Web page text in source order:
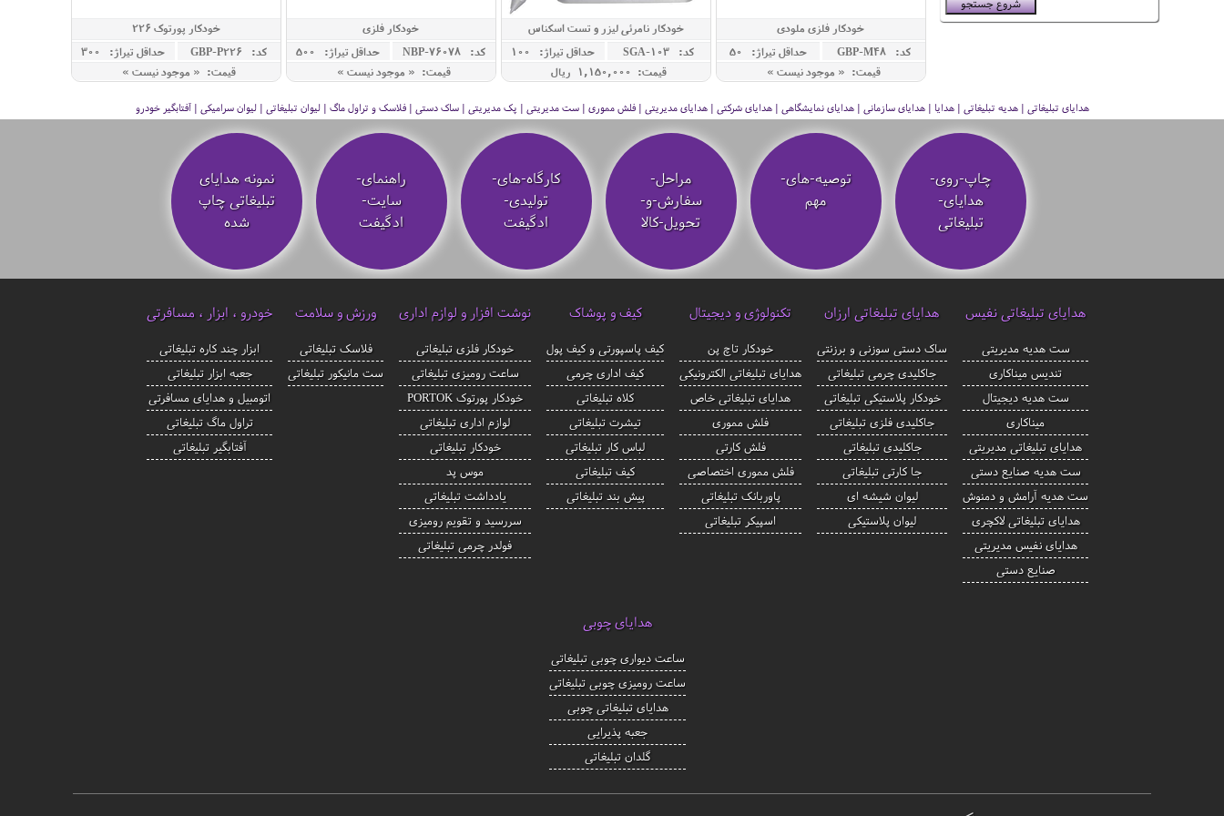
خودکار فلزی ملودی
کد: GBP-M48
حداقل تيراژ: 50
قیمت: « موجود نیست »
خودکار نامرئی لیزر و تست اسکناس
کد: SGA-103
حداقل تيراژ: 100
قیمت: 1,150,000 ريال
خودکار فلزی
کد: NBP-76078
حداقل تيراژ: 500
قیمت: « موجود نیست »
خودکار پورتوک 226
کد: GBP-P226
حداقل تيراژ: 300
قیمت: « موجود نیست »
هدایای تبلیغاتی | هدیه تبلیغاتی | هدایا | هدایای سازمانی | هدایای نمایشگاهی | هدایای شرکتی | هدایای مدیریتی | فلش مموری | ست مدیریتی | پک مدیریتی | ساک دستی | فلاسک و تراول ماگ | لیوان تبلیغاتی | لیوان سرامیکی | آفتابگیر خودرو
چاپ-روی-
هدایای-
تبلیغاتی
توصیه‌-های-
مهم
مراحل-
سفارش-و-
تحویل-کالا
کارگاه-های-
تولیدی-
ادگیفت
راهنمای-
سایت-
ادگیفت
نمونه هدایای
تبلیغاتی چاپ
شده
هدایای تبلیغاتی نفیس
ست هدیه مدیریتی
تندیس میناکاری
ست هدیه دیجیتال
میناکاری
هدایای تبلیغاتی مدیریتی
ست هدیه صنایع دستی
ست هدیه آرامش و دمنوش
هدایای تبلیغاتی لاکچری
هدایای نفیس مدیریتی
صنایع دستی
هدایای تبلیغاتی ارزان
ساک دستی سوزنی و برزنتی
جاکلیدی چرمی تبلیغاتی
خودکار پلاستیکی تبلیغاتی
جاکلیدی فلزی تبلیغاتی
جاکلیدی تبلیغاتی
جا کارتی تبلیغاتی
لیوان شیشه ای
لیوان پلاستیکی
تکنولوژی و دیجیتال
خودکار تاچ پن
هدایای تبلیغاتی الکترونیکی
هدایای تبلیغاتی خاص
فلش مموری
فلش کارتی
فلش مموری اختصاصی
پاوربانک تبلیغاتی
اسپیکر تبلیغاتی
کیف و پوشاک
کیف پاسپورتی و کیف پول
کیف اداری چرمی
کلاه تبلیغاتی
تیشرت تبلیغاتی
لباس کار تبلیغاتی
کیف تبلیغاتی
پیش بند تبلیغاتی
نوشت افزار و لوازم اداری
خودکار فلزی تبلیغاتی
ساعت رومیزی تبلیغاتی
خودکار پورتوک PORTOK
لوازم اداری تبلیغاتی
خودکار تبلیغاتی
موس پد
یادداشت تبلیغاتی
سررسید و تقویم رومیزی
فولدر چرمی تبلیغاتی
ورزش و سلامت
فلاسک تبلیغاتی
ست مانیکور تبلیغاتی
خودرو ، ابزار ، مسافرتی
ابزار چند کاره تبلیغاتی
جعبه ابزار تبلیغاتی
اتومبیل و هدایای مسافرتی
تراول ماگ تبلیغاتی
آفتابگیر تبلیغاتی
هدایای چوبی
ساعت دیواری چوبی تبلیغاتی
ساعت رومیزی چوبی تبلیغاتی
هدایای تبلیغاتی چوبی
جعبه پذیرایی
گلدان تبلیغاتی